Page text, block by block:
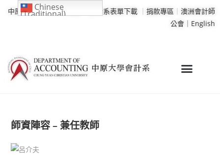
中原大學｜學校行事曆 會計系表單下載 ｜ 捐款專區 ｜ 澳洲會計師
公會｜ English
師資陣容 – 兼任教師
Chinese
(Traditional)